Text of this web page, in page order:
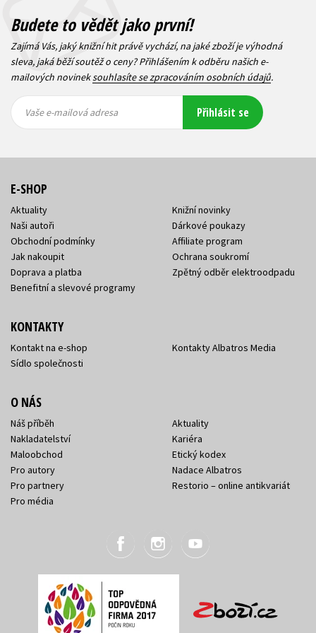
Budete to vědět jako první!
Zajímá Vás, jaký knižní hit právě vychází, na jaké zboží je výhodná
sleva, jaká běží soutěž o ceny? Přihlášením k odběru našich e-
mailových novineksouhlasíte se zpracováním osobních údajů.
mailová
mailová
Vaše e-mailová adresa Přihlásit se
E-SHOP
Aktuality
Naši autoři
Obchodní podmínky
Jak nakoupit
Doprava a platba
Benefitní a slevové programy
Knižní novinky
Dárkové poukazy
Affiliate program
Ochrana soukromí
Zpětný odběr elektroodpadu
KONTAKTY
Kontakt na e-shop
Sídlo společnosti
Kontakty Albatros Media
O NÁS
Náš příběh
Nakladatelství
Maloobchod
Pro autory
Pro partnery
Pro média
Aktuality
Kariéra
Etický kodex
Nadace Albatros
Restorio – online antikvariát